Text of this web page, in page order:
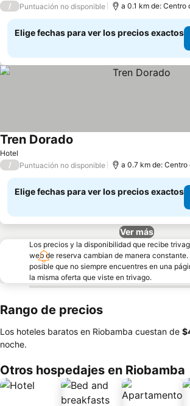
/ Puntuación no disponible a 0.1 km de: Centro
Elige fechas para ver los precios exactos
Hotel
Tren Dorado
/ Puntuación no disponible a 0.7 km de:
Elige fechas para ver los precios exactos
Ver más
Los precios y la disponibilidad que recibe
web de reserva cambian de manera constante.
posible que no siempre encuentres en una
la misma oferta que viste en trivago.
Rango de precios
Los hoteles baratos en Riobamba cuestan de
noche.
Otros hospedajes en Riobamba